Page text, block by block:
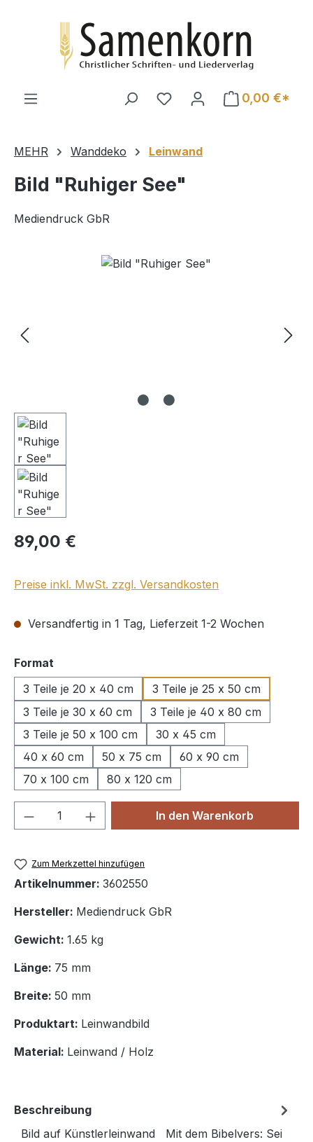
0,00 €*
MEHR Wanddeko Leinwand
Bild "Ruhiger See"
Mediendruck GbR
Bildergalerie überspringen
Regulärer Preis:
89,00 €
Preise inkl. MwSt. zzgl. Versandkosten
Versandfertig in 1 Tag, Lieferzeit 1-2 Wochen
Format
3 Teile je 20 x 40 cm
3 Teile je 25 x 50 cm
3 Teile je 30 x 60 cm
3 Teile je 40 x 80 cm
3 Teile je 50 x 100 cm
30 x 45 cm
40 x 60 cm
50 x 75 cm
60 x 90 cm
70 x 100 cm
80 x 120 cm
Produkt Anzahl: Gib denIn den Warenkorb
Zum Merkzettel hinzufügen
Artikelnummer: 3602550
Hersteller: Mediendruck GbR
Gewicht: 1.65 kg
Länge: 75 mm
Breite: 50 mm
Produktart: Leinwandbild
Material: Leinwand / Holz
Beschreibung
Bild auf Künstlerleinwand Mit dem Bibelvers: Sei